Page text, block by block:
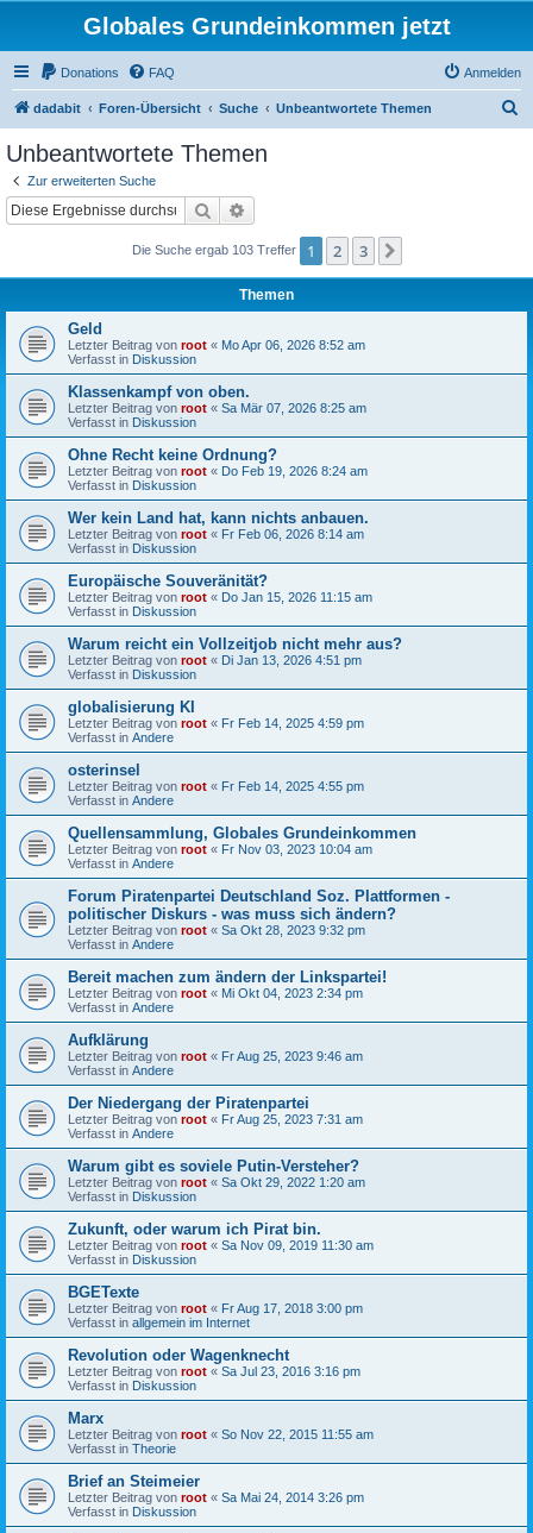
Globales Grundeinkommen jetzt
Donations FAQ Anmelden
dadabit Foren-Übersicht Suche Unbeantwortete Themen
Unbeantwortete Themen
Zur erweiterten Suche
Suche
Die Suche ergab 103 Treffer 1 2 3
Themen
Geld
Letzter Beitrag von root « Mo Apr 06, 2026 8:52 am
Verfasst in Diskussion
Klassenkampf von oben.
Letzter Beitrag von root « Sa Mär 07, 2026 8:25 am
Verfasst in Diskussion
Ohne Recht keine Ordnung?
Letzter Beitrag von root « Do Feb 19, 2026 8:24 am
Verfasst in Diskussion
Wer kein Land hat, kann nichts anbauen.
Letzter Beitrag von root « Fr Feb 06, 2026 8:14 am
Verfasst in Diskussion
Europäische Souveränität?
Letzter Beitrag von root « Do Jan 15, 2026 11:15 am
Verfasst in Diskussion
Warum reicht ein Vollzeitjob nicht mehr aus?
Letzter Beitrag von root « Di Jan 13, 2026 4:51 pm
Verfasst in Diskussion
globalisierung KI
Letzter Beitrag von root « Fr Feb 14, 2025 4:59 pm
Verfasst in Andere
osterinsel
Letzter Beitrag von root « Fr Feb 14, 2025 4:55 pm
Verfasst in Andere
Quellensammlung, Globales Grundeinkommen
Letzter Beitrag von root « Fr Nov 03, 2023 10:04 am
Verfasst in Andere
Forum Piratenpartei Deutschland Soz. Plattformen -
politischer Diskurs - was muss sich ändern?
Letzter Beitrag von root « Sa Okt 28, 2023 9:32 pm
Verfasst in Andere
Bereit machen zum ändern der Linkspartei!
Letzter Beitrag von root « Mi Okt 04, 2023 2:34 pm
Verfasst in Andere
Aufklärung
Letzter Beitrag von root « Fr Aug 25, 2023 9:46 am
Verfasst in Andere
Der Niedergang der Piratenpartei
Letzter Beitrag von root « Fr Aug 25, 2023 7:31 am
Verfasst in Andere
Warum gibt es soviele Putin-Versteher?
Letzter Beitrag von root « Sa Okt 29, 2022 1:20 am
Verfasst in Diskussion
Zukunft, oder warum ich Pirat bin.
Letzter Beitrag von root « Sa Nov 09, 2019 11:30 am
Verfasst in Diskussion
BGETexte
Letzter Beitrag von root « Fr Aug 17, 2018 3:00 pm
Verfasst in allgemein im Internet
Revolution oder Wagenknecht
Letzter Beitrag von root « Sa Jul 23, 2016 3:16 pm
Verfasst in Diskussion
Marx
Letzter Beitrag von root « So Nov 22, 2015 11:55 am
Verfasst in Theorie
Brief an Steimeier
Letzter Beitrag von root « Sa Mai 24, 2014 3:26 pm
Verfasst in Diskussion